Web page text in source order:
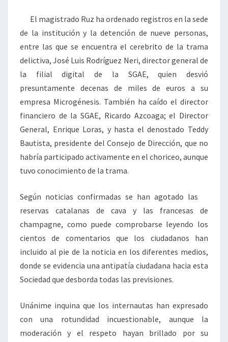
El magistrado Ruz ha ordenado registros en la sede
de la institución y la detención de nueve personas,
entre las que se encuentra el cerebrito de la trama
delictiva, José Luis Rodríguez Neri, director general de
la filial digital de la SGAE, quien desvió
presuntamente decenas de miles de euros a su
empresa Microgénesis. También ha caído el director
financiero de la SGAE, Ricardo Azcoaga; el Director
General, Enrique Loras, y hasta el denostado Teddy
Bautista, presidente del Consejo de Dirección, que no
habría participado activamente en el choriceo, aunque
tuvo conocimiento de la trama.
Según noticias confirmadas se han agotado las
reservas catalanas de cava y las francesas de
champagne, como puede comprobarse leyendo los
cientos de comentarios que los ciudadanos han
incluido al pie de la noticia en los diferentes medios,
donde se evidencia una antipatía ciudadana hacia esta
Sociedad que desborda todas las previsiones.
Unánime inquina que los internautas han expresado
con una rotundidad incuestionable, aunque la
moderación y el respeto hayan brillado por su